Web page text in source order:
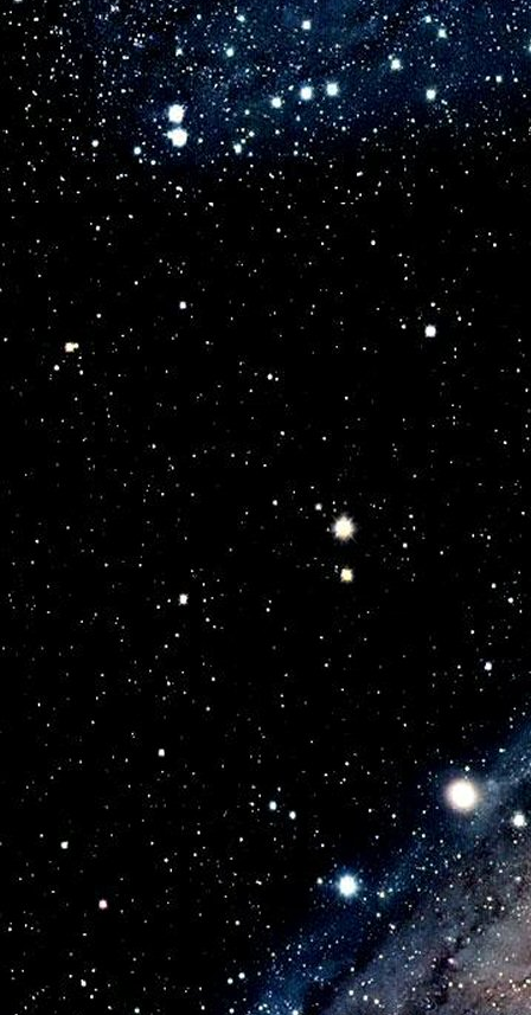
7.
Но то, что есть, поверь, невыразимо,
Уму понять сие не суждено.
А сердце в воле  жажды пилигрима,
В фантазии  Любви веретено.
8.
Весь многомерный мир в единстве  цели,
Вне цели нет миров и нет Творца.
Одну ее держи лишь на прицеле
И Одному доверь секрет конца.
Наш ум приучен думать постоянно,
Но в парадоксах мысли существо,
Любые перемены многогранно
Хранят и умножают  мастерство.
10.
Пределов нет, как в облаке нет формы
Внутри, но сохраняется  движенье.
Зачем существованью  мира нормы,
Когда  искрятся  радостью  мгновенья.
Меняя  ритмы  ароматов  дивных,
Ты  ощутишь  моря в  самом  себе.
Твоим дыханьем станут звуки  гимнов
Для тех,  кого  назначишь ты  судьбе.
Понять не силься, научись  безумству
За рамками  времен и бытия.
И пусть не доверяешься ты чувству,
Оно тебе доверит суть всех «я».
Феанa